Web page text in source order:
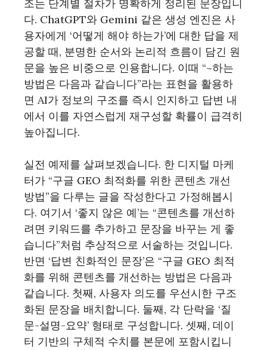
조는 단계별 절차가 명확하게 정리된 문장입니
다. ChatGPT와 Gemini 같은 생성 엔진은 사
용자에게 ‘어떻게 해야 하는가’에 대한 답을 제
공할 때, 분명한 순서와 논리적 흐름이 담긴 원
문을 높은 비중으로 인용합니다. 이때 “~하는
방법은 다음과 같습니다”라는 표현을 활용하
면 AI가 정보의 구조를 즉시 인지하고 답변 내
에서 이를 자연스럽게 재구성할 확률이 급격히
높아집니다.
실전 예제를 살펴보겠습니다. 한 디지털 마케
터가 “구글 GEO 최적화를 위한 콘텐츠 개선
방법”을 다루는 글을 작성한다고 가정해봅시
다. 여기서 ‘좋지 않은 예’는 “콘텐츠를 개선하
려면 키워드를 추가하고 문장을 바꾸는 게 좋
습니다”처럼 추상적으로 서술하는 것입니다.
반면 ‘답변 친화적인 문장’은 “구글 GEO 최적
화를 위해 콘텐츠를 개선하는 방법은 다음과
같습니다. 첫째, 사용자 의도를 우선시한 구조
화된 문장을 배치합니다. 둘째, 각 단락을 ‘질
문-설명-요약’ 형태로 구성합니다. 셋째, 데이
터 기반의 구체적 수치를 본문에 포함시킵니